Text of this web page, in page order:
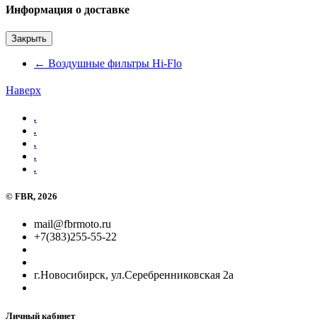
Информация о доставке
Закрыть
← Воздушные фильтры Hi-Flo
Наверх
.
.
.
.
.
© FBR, 2026
mail@fbrmoto.ru
+7(383)255-55-22
г.Новосибирск, ул.Серебренниковская 2а
Личный кабинет